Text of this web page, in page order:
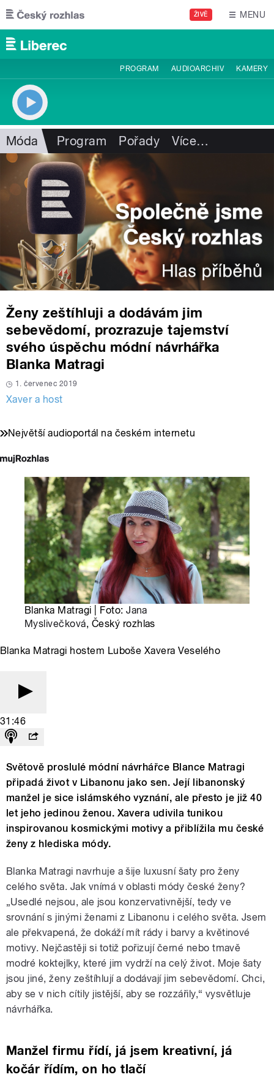
Přejít k hlavnímu obsahu
ŽIVĚ MENU
PROGRAM AUDIOARCHIV KAMERY
Móda Program Pořady Více…
Ženy zeštíhluji a dodávám jim
sebevědomí, prozrazuje tajemství
svého úspěchu módní návrhářka
Blanka Matragi
1. červenec 2019
Xaver a host
Největší audioportál na českém internetu
Blanka Matragi | Foto:Jana
Myslivečková, Český rozhlas
Blanka Matragi hostem Luboše Xavera Veselého
31:46
Světově proslulé módní návrhářce Blance Matragi
připadá život v Libanonu jako sen. Její libanonský
manžel je sice islámského vyznání, ale přesto je již 40
let jeho jedinou ženou. Xavera udivila tunikou
inspirovanou kosmickými motivy a přiblížila mu české
ženy z hlediska módy.
Blanka Matragi navrhuje a šije luxusní šaty pro ženy
celého světa. Jak vnímá v oblasti módy české ženy?
„Usedlé nejsou, ale jsou konzervativnější, tedy ve
srovnání s jinými ženami z Libanonu i celého světa. Jsem
ale překvapená, že dokáží mít rády i barvy a květinové
motivy. Nejčastěji si totiž pořizují černé nebo tmavě
modré koktejlky, které jim vydrží na celý život. Moje šaty
jsou jiné, ženy zeštíhlují a dodávají jim sebevědomí. Chci,
aby se v nich cítily jistější, aby se rozzářily,“ vysvětluje
návrhářka.
Manžel firmu řídí, já jsem kreativní, já
kočár řídím, on ho tlačí